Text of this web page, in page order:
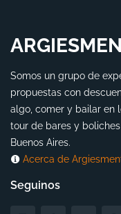
Somos un grupo de
propuestas con
algo, comer y bailar en
tour de bares y
Buenos Aires.
Acerca de
Seguinos